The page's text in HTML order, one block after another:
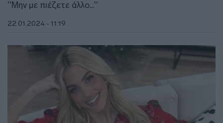
''Μην με πιέζετε άλλο...''
22.01.2024 - 11:19